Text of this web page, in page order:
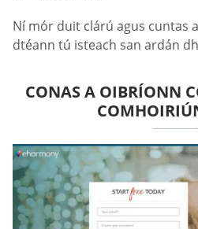
Ní mór duit clárú agus cuntas
dtéann tú isteach san ardán
CONAS A OIBRÍONN